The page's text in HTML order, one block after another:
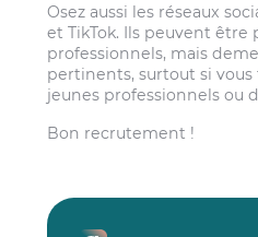
Osez aussi les réseaux
et TikTok. Ils peuvent
professionnels, mais
pertinents, surtout si
jeunes professionnels ou
Bon recrutement !